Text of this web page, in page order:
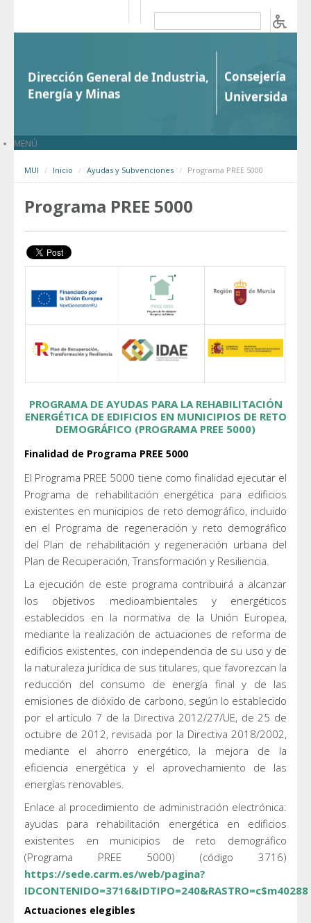
MENÚ
MUI Inicio Ayudas y Subvenciones Programa PREE 5000
Programa PREE 5000
PROGRAMA DE AYUDAS PARA LA REHABILITACIÓN
ENERGÉTICA DE EDIFICIOS EN MUNICIPIOS DE RETO
DEMOGRÁFICO (PROGRAMA PREE 5000)
Finalidad de Programa PREE 5000
El Programa PREE 5000 tiene como finalidad ejecutar el
Programa de rehabilitación energética para edificios
existentes en municipios de reto demográfico, incluido
en el Programa de regeneración y reto demográfico
del Plan de rehabilitación y regeneración urbana del
Plan de Recuperación, Transformación y Resiliencia.
La ejecución de este programa contribuirá a alcanzar
los objetivos medioambientales y energéticos
establecidos en la normativa de la Unión Europea,
mediante la realización de actuaciones de reforma de
edificios existentes, con independencia de su uso y de
la naturaleza jurídica de sus titulares, que favorezcan la
reducción del consumo de energía final y de las
emisiones de dióxido de carbono, según lo establecido
por el artículo 7 de la Directiva 2012/27/UE, de 25 de
octubre de 2012, revisada por la Directiva 2018/2002,
mediante el ahorro energético, la mejora de la
eficiencia energética y el aprovechamiento de las
energías renovables.
Enlace al procedimiento de administración electrónica:
ayudas para rehabilitación energética en edificios
existentes en municipios de reto demográfico
(Programa PREE 5000) (código 3716)
https://sede.carm.es/web/pagina?
IDCONTENIDO=3716&IDTIPO=240&RASTRO=c$m40288
Actuaciones elegibles